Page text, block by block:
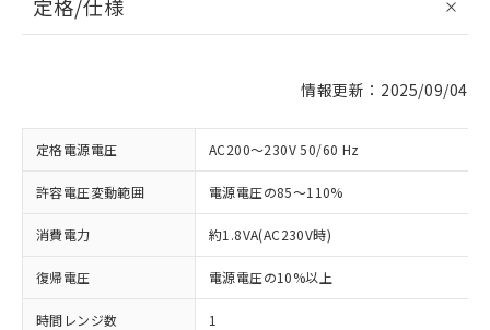
定格/仕様
情報更新：2025/09/04
定格電源電圧 AC200～230V 50/60 Hz
許容電圧変動範囲 電源電圧の85～110%
消費電力 約1.8VA(AC230V時)
復帰電圧 電源電圧の10%以上
時間レンジ数 1